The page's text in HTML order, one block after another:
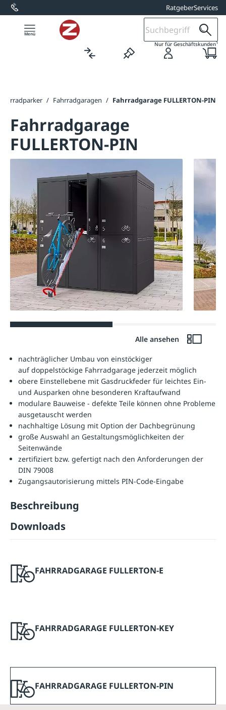
springen RatgeberServices
Nur für Geschäftskunden1
/ Fahrradgaragen / Fahrradgarage FULLERTON-PIN
Fahrradgarage
FULLERTON-PIN
Alle ansehen
nachträglicher Umbau von einstöckiger
auf doppelstöckige Fahrradgarage jederzeit möglich
obere Einstellebene mit Gasdruckfeder für leichtes Ein-
und Ausparken ohne besonderen Kraftaufwand
modulare Bauweise - defekte Teile können ohne Probleme
ausgetauscht werden
nachhaltige Lösung mit Option der Dachbegrünung
große Auswahl an Gestaltungsmöglichkeiten der
Seitenwände
zertifiziert bzw. gefertigt nach den Anforderungen der
DIN 79008
Zugangsautorisierung mittels PIN-Code-Eingabe
Beschreibung
Downloads
FAHRRADGARAGE FULLERTON-E
FAHRRADGARAGE FULLERTON-KEY
FAHRRADGARAGE FULLERTON-PIN